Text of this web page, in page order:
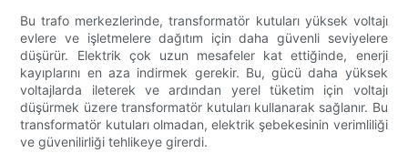
Bu trafo merkezlerinde, transformatör kutuları yüksek voltajı
evlere ve işletmelere dağıtım için daha güvenli seviyelere
düşürür. Elektrik çok uzun mesafeler kat ettiğinde, enerji
kayıplarını en aza indirmek gerekir. Bu, gücü daha yüksek
voltajlarda ileterek ve ardından yerel tüketim için voltajı
düşürmek üzere transformatör kutuları kullanarak sağlanır. Bu
transformatör kutuları olmadan, elektrik şebekesinin verimliliği
ve güvenilirliği tehlikeye girerdi.